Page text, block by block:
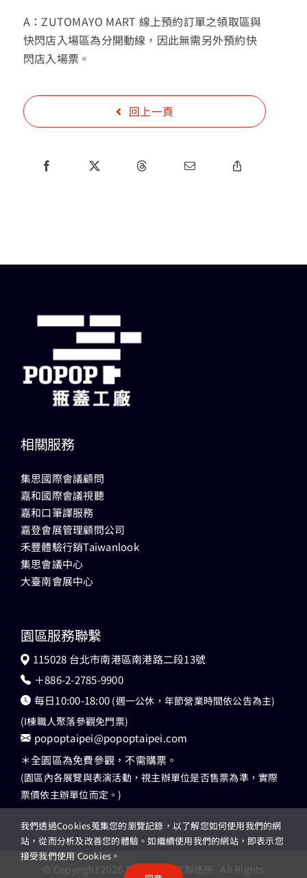
A：ZUTOMAYO MART 線上預約訂單之領取區與
快閃店入場區為分開動線，因此無需另外預約快
閃店入場票。
回上一頁
相關服務
集思國際會議顧問
嘉和國際會議視聽
嘉和口筆譯服務
嘉登會展管理顧問公司
禾豐體驗行銷Taiwanlook
集思會議中心
大臺南會展中心
園區服務聯繫
115028 台北市南港區南港路二段13號
＋886-2-2785-9900
每日10:00-18:00 (週一公休，年節營業時間依公告為主)
(I棟職人聚落參觀免門票)
popoptaipei@popoptaipei.com
＊全園區為免費參觀，不需購票。
(園區內各展覽與表演活動，視主辦單位是否售票為準，實際
票價依主辦單位而定。)
© Copyright 2026 瓶蓋工廠台北製造所 All Rights
我們透過Cookies蒐集您的瀏覽記錄，以了解您如何使用我們的網
站，從而分析及改善您的體驗。如繼續使用我們的網站，即表示您
接受我們使用 Cookies。